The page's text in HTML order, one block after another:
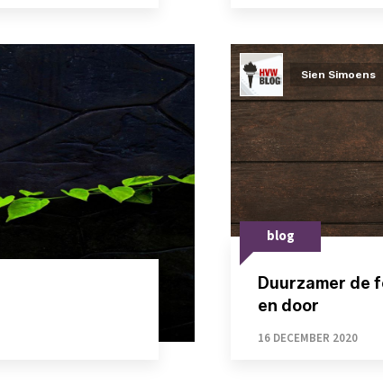
blog
Duurzamer de
en door
16 DECEMBER 2020
Sien Simoens